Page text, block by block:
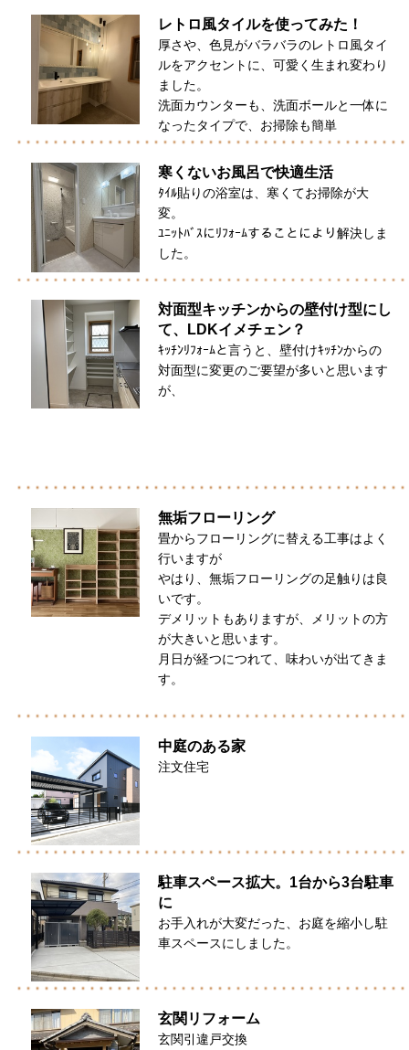
レトロ風タイルを使ってみた！
厚さや、色見がバラバラのレトロ風タイ
ルをアクセントに、可愛く生まれ変わり
ました。
洗面カウンターも、洗面ボールと一体に
なったタイプで、お掃除も簡単
寒くないお風呂で快適生活
ﾀｲﾙ貼りの浴室は、寒くてお掃除が大
変。
ﾕﾆｯﾄﾊﾞｽにﾘﾌｫｰﾑすることにより解決しま
した。
対面型キッチンからの壁付け型にし
て、LDKイメチェン？
ｷｯﾁﾝﾘﾌｫｰﾑと言うと、壁付けｷｯﾁﾝからの
対面型に変更のご要望が多いと思います
が、
無垢フローリング
畳からフローリングに替える工事はよく
行いますが
やはり、無垢フローリングの足触りは良
いです。
デメリットもありますが、メリットの方
が大きいと思います。
月日が経つにつれて、味わいが出てきま
す。
中庭のある家
注文住宅
駐車スペース拡大。1台から3台駐車
に
お手入れが大変だった、お庭を縮小し駐
車スペースにしました。
玄関リフォーム
玄関引違戸交換